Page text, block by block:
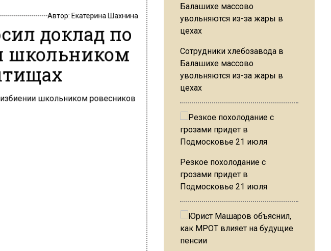
Автор:Екатерина Шахнина
доклад по
школьником
Сотрудники хлебозавода в
Балашихе массово
увольняются из-за жары в
цехах
Резкое похолодание с
грозами придет в
Подмосковье 21 июля